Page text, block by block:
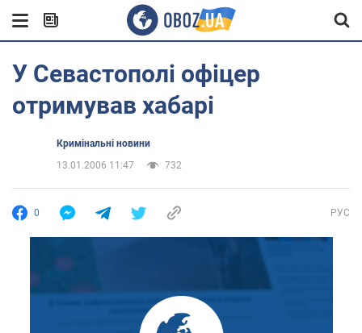
У Севастополі офіцер
отримував хабарі
Кримінальні новини
13.01.2006 11:47
732
0 РУС